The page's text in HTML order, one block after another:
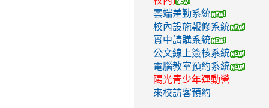
雲端差勤系統
校內設施報修系統
實中請購系統
公文線上簽核系統
電腦教室預約系統
陽光青少年運動營
來校訪客預約